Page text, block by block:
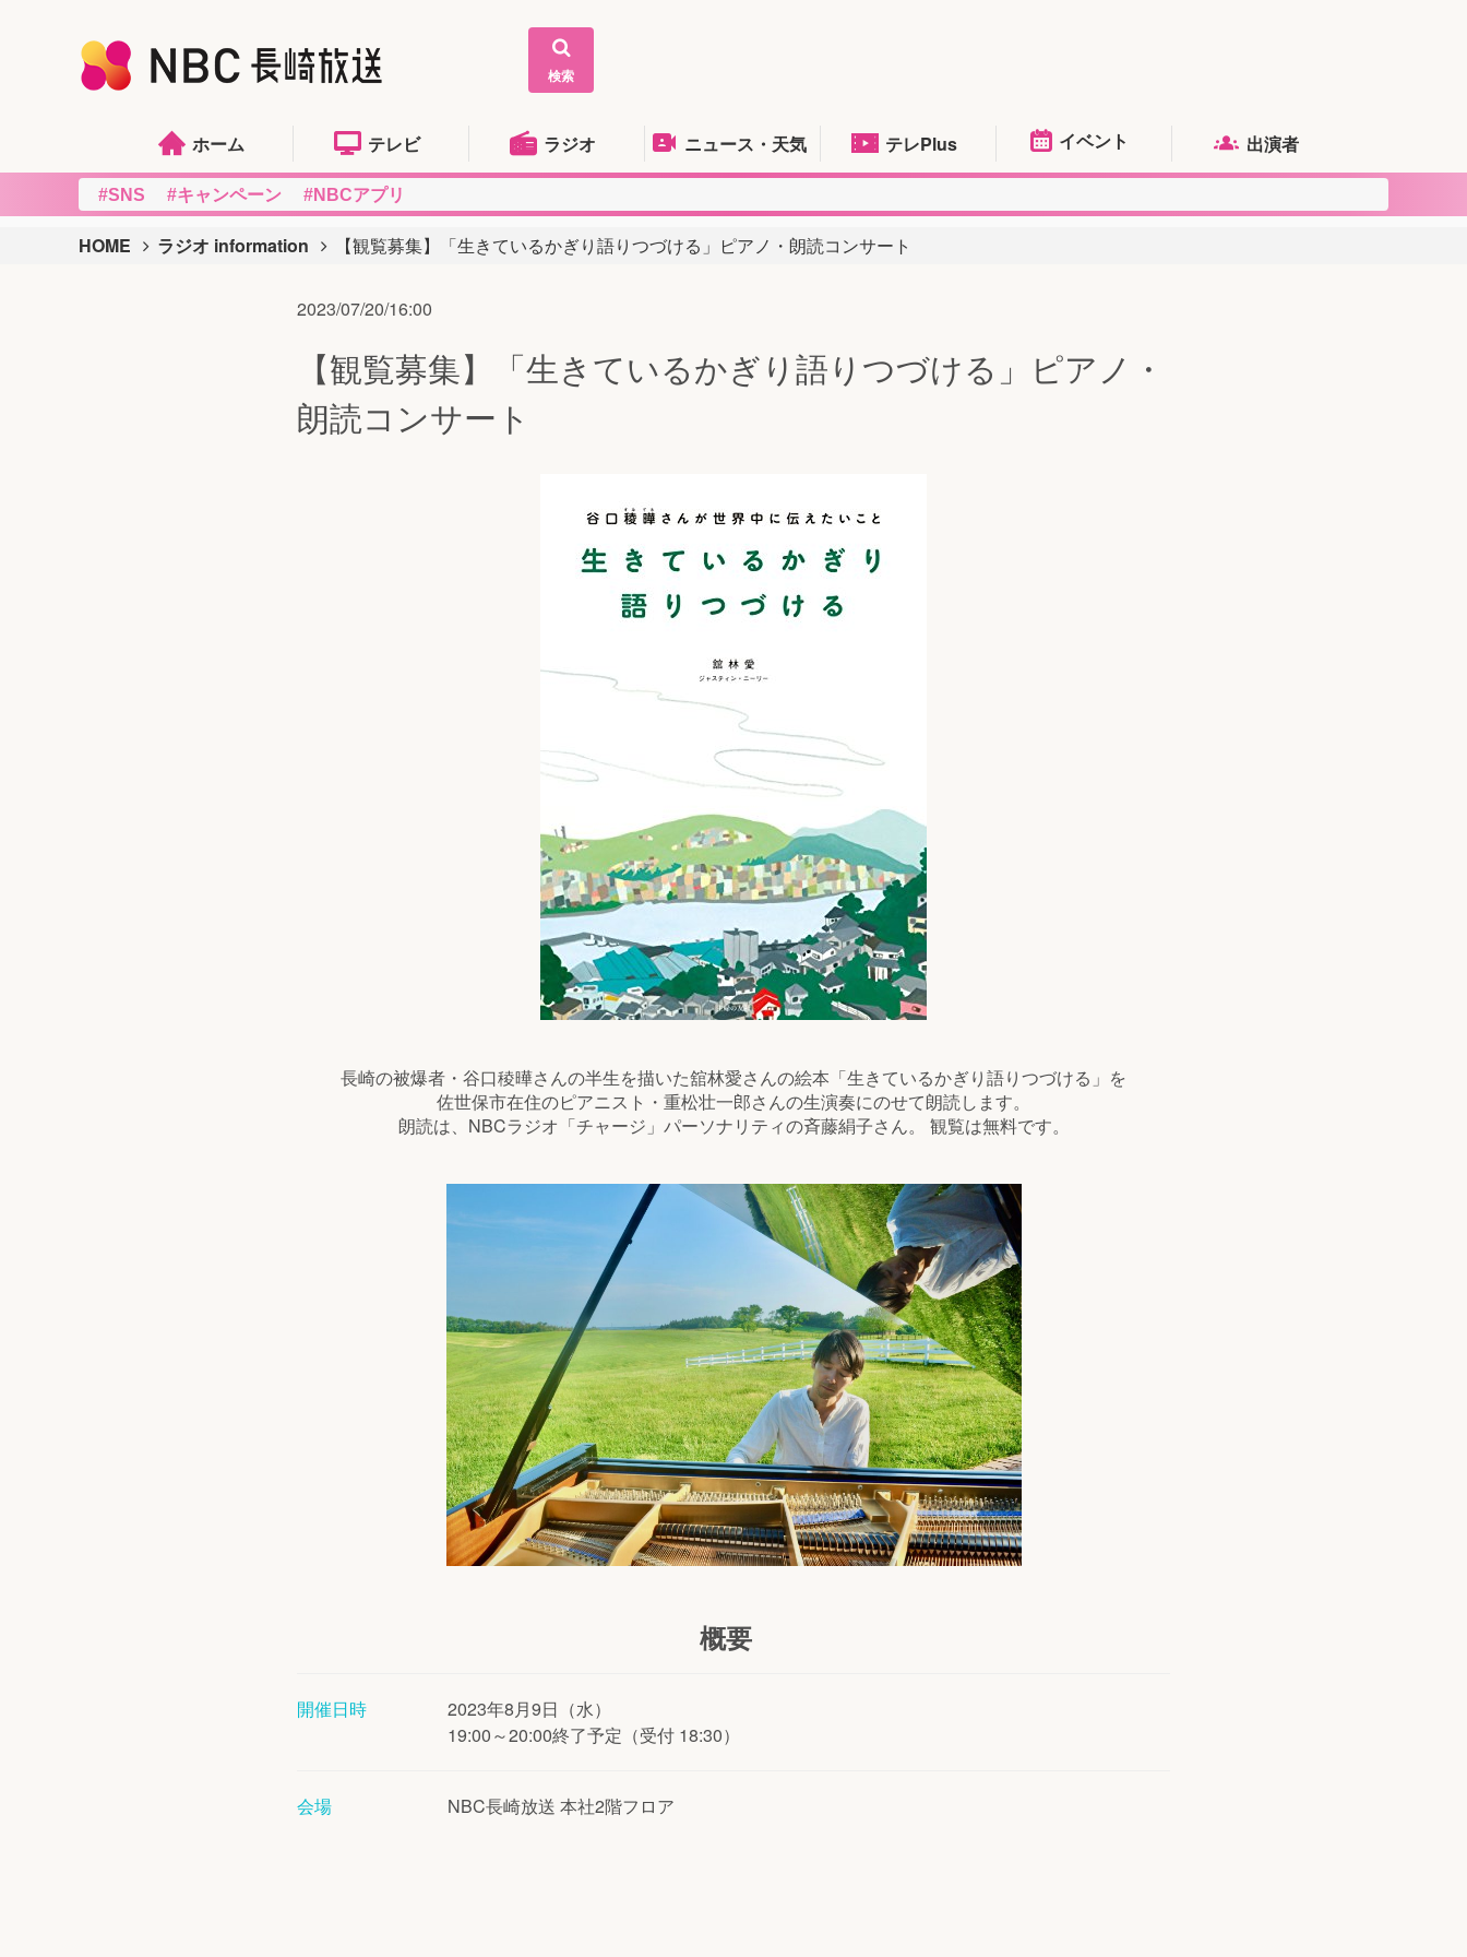
検索
ホーム テレビ ラジオ ニュース・天気 テレPlus イベント 出演者
#SNS #キャンペーン #NBCアプリ
HOME ラジオ information 【観覧募集】「生きているかぎり語りつづける」ピアノ・朗読コンサート
2023/07/20/16:00
【観覧募集】「生きているかぎり語りつづける」ピアノ・
朗読コンサート
長崎の被爆者・谷口稜曄さんの半生を描いた舘林愛さんの絵本「生きているかぎり語りつづける」を
佐世保市在住のピアニスト・重松壮一郎さんの生演奏にのせて朗読します。
朗読は、NBCラジオ「チャージ」パーソナリティの斉藤絹子さん。 観覧は無料です。
概要
開催日時
2023年8月9日（水）
19:00～20:00終了予定（受付 18:30）
会場 NBC長崎放送 本社2階フロア